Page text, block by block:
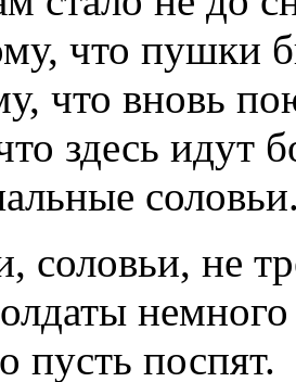
что пушки
что вновь
здесь идут
соловьи, не
пусть поспят.